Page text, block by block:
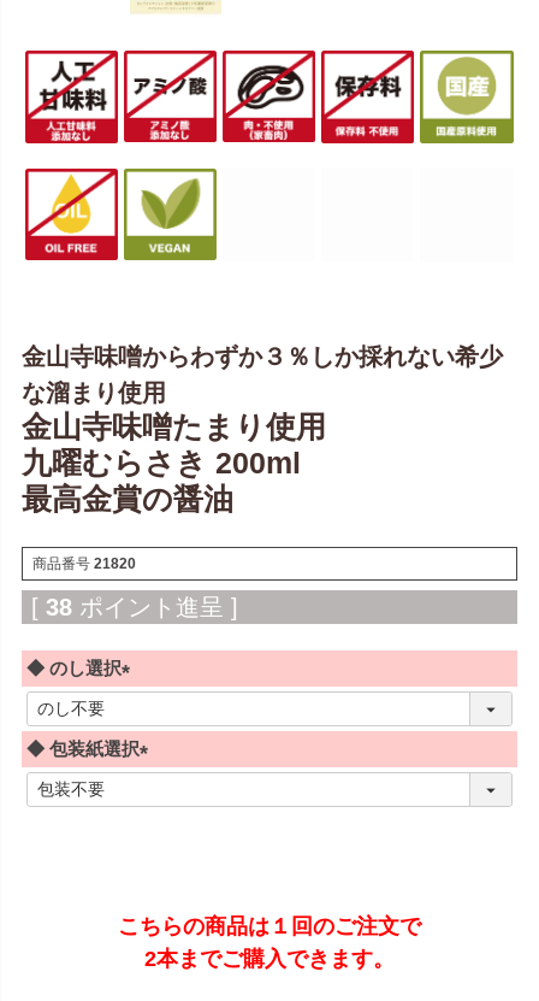
金山寺味噌からわずか３％しか採れない希少
な溜まり使用
金山寺味噌たまり使用
九曜むらさき 200ml
最高金賞の醤油
商品番号 21820
[ 38 ポイント進呈 ]
◆ のし選択
必
須
◆ 包装紙選択
必
こちらの商品は１回のご注文で
2本までご購入できます。